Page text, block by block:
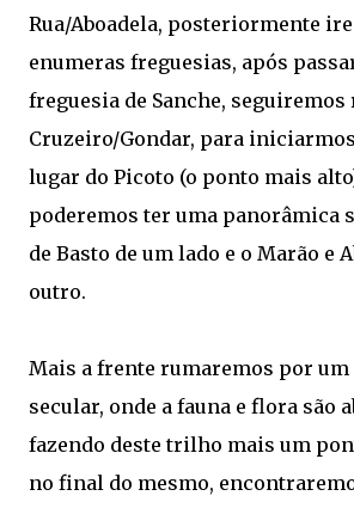
Rua/Aboadela, posteriormente
enumeras freguesias, após
freguesia de Sanche, seguiremos
Cruzeiro/Gondar, para
lugar do Picoto (o ponto mais
poderemos ter uma panorâmica
de Basto de um lado e o Marão e
outro.
Mais a frente rumaremos por
secular, onde a fauna e flora são
fazendo deste trilho mais um
no final do mesmo,